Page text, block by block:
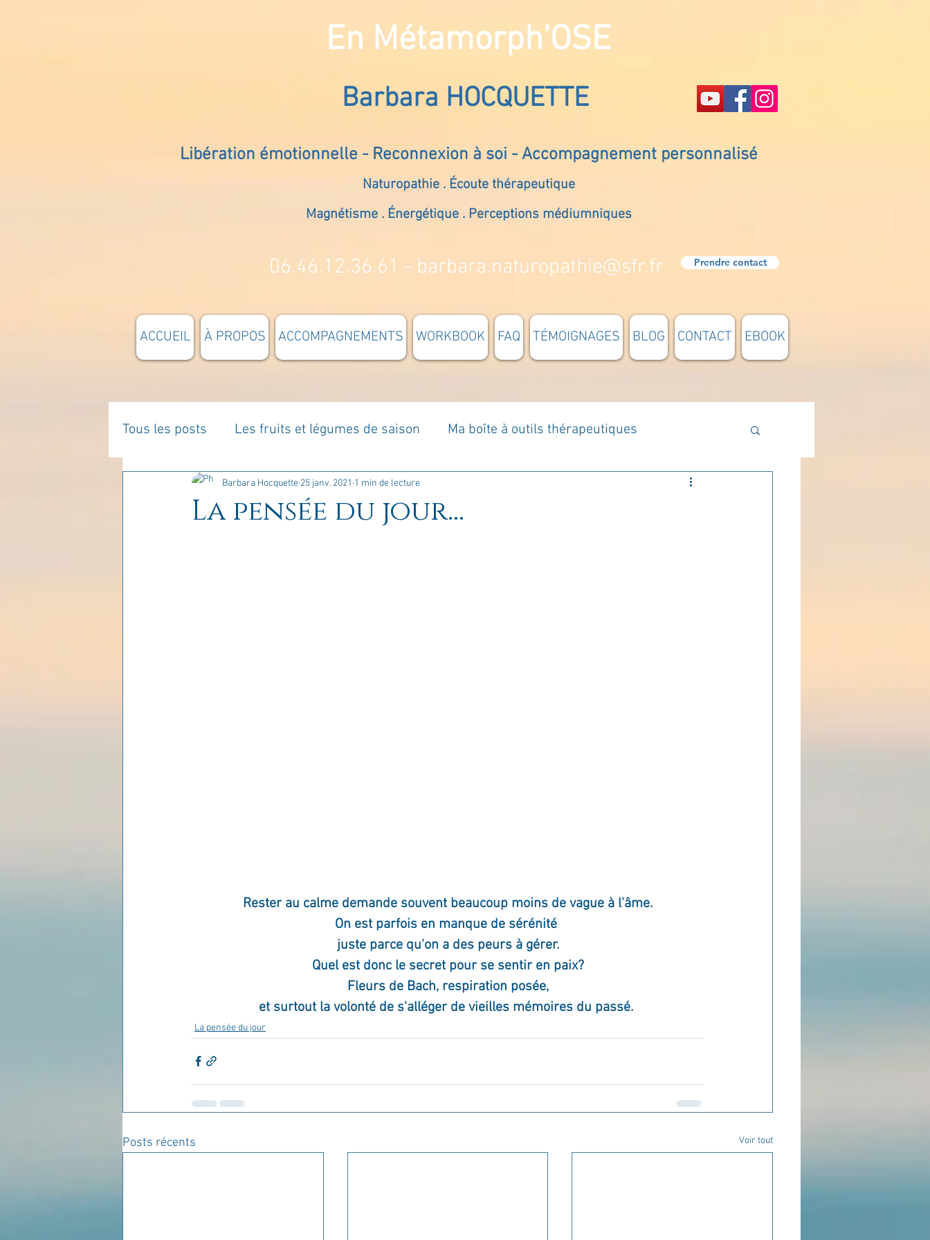
En Métamorph'OSE
Barbara HOCQUETTE
Libération émotionnelle - Reconnexion à soi - Accompagnement personnalisé
Naturopathie . Écoute thérapeutique
Magnétisme . Énergétique . Perceptions médiumniques
06.46.12.36.61 - barbara.naturopathie@sfr.fr Prendre contact
ACCUEIL À PROPOS ACCOMPAGNEMENTS WORKBOOK FAQ TÉMOIGNAGES BLOG CONTACT EBOOK
Tous les posts Les fruits et légumes de saison Ma boîte à outils thérapeutiques
La parentalité De vous à moi... Rome : voyage Méthodologie
La pensée du jour...
Barbara Hocquette 25 janv. 2021 1 min de lecture
Rester au calme demande souvent beaucoup moins de vague à l'âme.
On est parfois en manque de sérénité
juste parce qu'on a des peurs à gérer.
Quel est donc le secret pour se sentir en paix?
Fleurs de Bach, respiration posée,
et surtout la volonté de s'alléger de vieilles mémoires du passé.
La pensée du jour
Posts récents Voir tout